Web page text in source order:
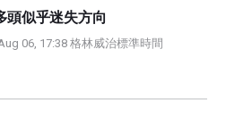
頭似乎迷失方向
06, 17:38 格林威治標準時間